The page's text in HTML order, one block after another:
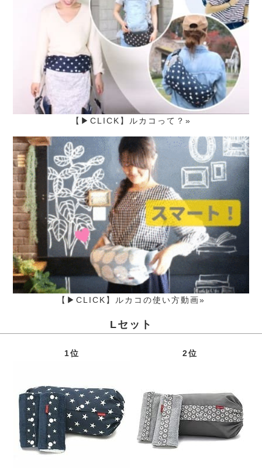
【▶CLICK】ルカコって？»
【▶CLICK】ルカコの使い方動画»
Lセット
1位 2位